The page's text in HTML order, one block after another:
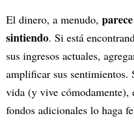
El dinero, a menudo,
sintiendo. Si está
sus ingresos actuales,
amplificar sus sentimientos.
vida (y vive cómodamente),
fondos adicionales lo haga